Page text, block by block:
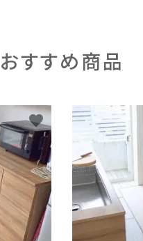
おすすめ商品
favorite